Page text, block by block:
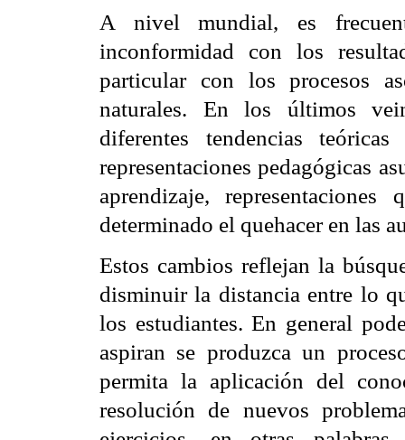
A nivel mundial, es
inconformidad con los
particular con los procesos
naturales. En los últimos
diferentes tendencias
representaciones pedagógicas
aprendizaje,
determinado el quehacer en las
Estos cambios reflejan la
disminuir la distancia entre lo
los estudiantes. En general
aspiran se produzca un
permita la aplicación del
resolución de nuevos